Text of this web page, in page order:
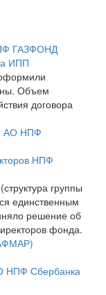
ГАЗФОНД
ИПП
Объем
договора
АО НПФ
НПФ
группы
единственным
решение об
фонда.
НПФ Сбербанка